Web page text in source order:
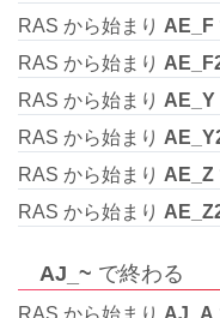
RAS から始まり AE_F
RAS から始まり
RAS から始まり AE_Y
RAS から始まり
RAS から始まり AE_Z
RAS から始まり
AJ_~ で終わる
RAS から始まり AJ_A